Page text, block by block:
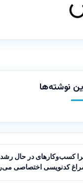
نوشته‌ها
کسب‌وکارهای در حال رشد
کدنویسی اختصاصی